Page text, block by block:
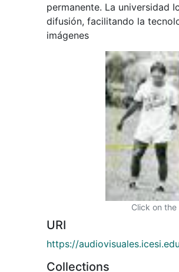
permanente. La universidad
difusión, facilitando la
imágenes
Click on
URI
https://
Collections